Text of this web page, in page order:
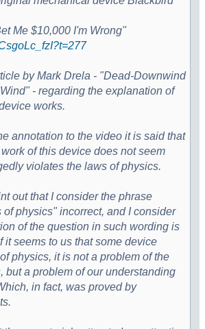
Me $10,000 I'm Wrong"
by Mark Drela - "Dead-Downwind
- regarding the explanation of
works.
annotation to the video it is said that
of this device does not seem
violates the laws of physics.
out that I consider the phrase
physics" incorrect, and I consider
of the question in such wording is
it seems to us that some device
physics, it is not a problem of the
but a problem of our understanding
in fact, was proved by